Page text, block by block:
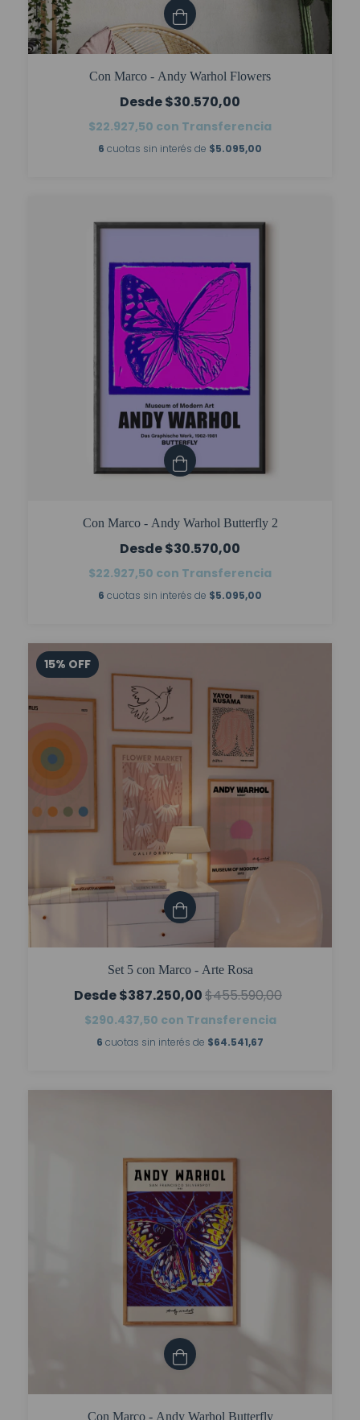
Con Marco - Andy Warhol Flowers
$30.570,00
$22.927,50 con Transferencia
6 cuotas sin interés de $5.095,00
Con Marco - Andy Warhol Butterfly 2
$30.570,00
$22.927,50 con Transferencia
6 cuotas sin interés de $5.095,00
15% OFF
Set 5 con Marco - Arte Rosa
$387.250,00$455.590,00
$290.437,50 con Transferencia
6 cuotas sin interés de $64.541,67
Con Marco - Andy Warhol Butterfly